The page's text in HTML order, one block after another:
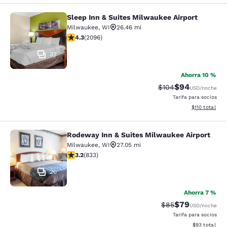
Sleep Inn & Suites Milwaukee
37
Sleep Inn & Suites Milwaukee Airport
Milwaukee, WI
26.46 mi
calificación de 4.26 estrellas. Excelente. 2096 reseñas
4.3(2096)
Ahorra 10 %
Precio tachado:
$104Precio con
$94USD/noche
Tarifa para socios
Ver detalles
$110 total
Rodeway Inn & Suites Milwaukee
20
Rodeway Inn & Suites Milwaukee Airport
Milwaukee, WI
27.05 mi
calificación de 3.24 estrellas. Bueno. 833 reseñas
3.2(833)
Ahorra 7 %
Precio tachado:
$85Precio con
$79USD/noche
Tarifa para socios
Ver detalles
$93 total